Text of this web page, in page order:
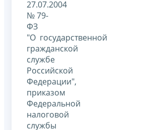
27.07.2004
№ 79-
ФЗ
"О государственной
гражданской
службе
Российской
Федерации",
приказом
Федеральной
налоговой
службы